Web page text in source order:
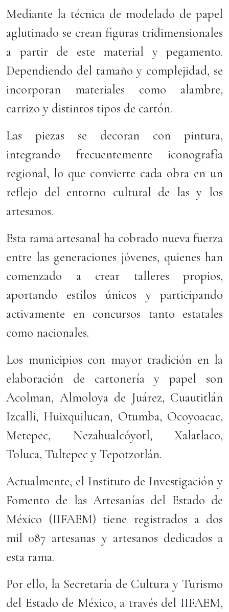
Mediante la técnica de modelado de papel
aglutinado se crean figuras tridimensionales
a partir de este material y pegamento.
Dependiendo del tamaño y complejidad, se
incorporan materiales como alambre,
carrizo y distintos tipos de cartón.
Las piezas se decoran con pintura,
integrando frecuentemente iconografía
regional, lo que convierte cada obra en un
reflejo del entorno cultural de las y los
artesanos.
Esta rama artesanal ha cobrado nueva fuerza
entre las generaciones jóvenes, quienes han
comenzado a crear talleres propios,
aportando estilos únicos y participando
activamente en concursos tanto estatales
como nacionales.
Los municipios con mayor tradición en la
elaboración de cartonería y papel son
Acolman, Almoloya de Juárez, Cuautitlán
Izcalli, Huixquilucan, Otumba, Ocoyoacac,
Metepec, Nezahualcóyotl, Xalatlaco,
Toluca, Tultepec y Tepotzotlán.
Actualmente, el Instituto de Investigación y
Fomento de las Artesanías del Estado de
México (IIFAEM) tiene registrados a dos
mil 087 artesanas y artesanos dedicados a
esta rama.
Por ello, la Secretaría de Cultura y Turismo
del Estado de México, a través del IIFAEM,